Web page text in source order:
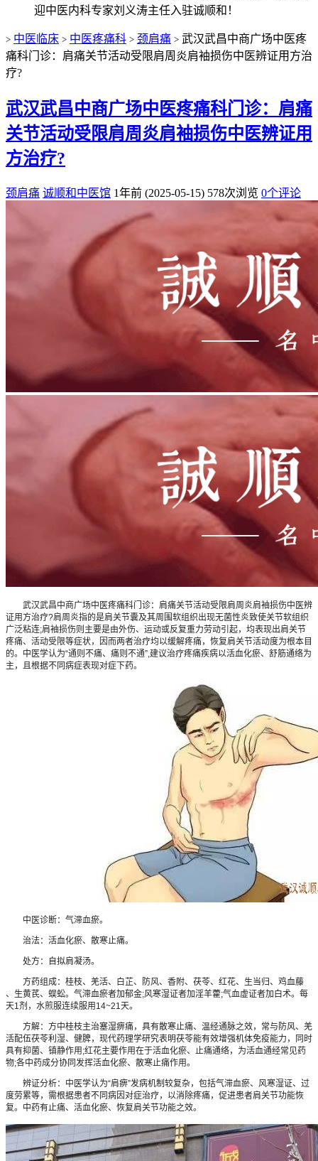
迎中医内科专家刘义涛主任入驻诚顺和！
> 中医临床 > 中医疼痛科 > 颈肩痛 > 武汉武昌中商广场中医疼
痛科门诊：肩痛关节活动受限肩周炎肩袖损伤中医辨证用方治
疗?
武汉武昌中商广场中医疼痛科门诊：肩痛
关节活动受限肩周炎肩袖损伤中医辨证用
方治疗?
颈肩痛 诚顺和中医馆 1年前 (2025-05-15) 578次浏览 0个评论
武汉武昌中商广场中医疼痛科门诊：肩痛关节活动受限肩周炎肩袖损伤中医辨
证用方治疗?肩周炎指的是肩关节囊及其周围软组织出现无菌性炎致使关节软组织
广泛粘连;肩袖损伤则主要是由外伤、运动或反复重力劳动引起，均表现出肩关节
疼痛、活动受限等症状，因而两者治疗均以缓解疼痛，恢复肩关节活动度为根本目
的。中医学认为“通则不痛、痛则不通”,建议治疗疼痛疾病以活血化瘀、舒筋通络为
主，且根据不同病症表现对症下药。
中医诊断：气滞血瘀。
治法：活血化瘀、散寒止痛。
处方：自拟肩凝汤。
方药组成：桂枝、羌活、白芷、防风、香附、茯苓、红花、生当归、鸡血藤
、生黄芪、蜈蚣。气滞血瘀者加郁金;风寒湿证者加淫羊藿;气血虚证者加白术。每
天1剂，水煎服连续服用14~21天。
方解：方中桂枝主治塞湿痹痛，具有散寒止痛、温经通脉之效，常与防风、羌
活配伍茯苓利湿、健脾，现代药理学研究表明茯苓能有效增强机体免疫能力，同时
具有抑菌、镇静作用;红花主要作用在于活血化瘀、止痛通络，为活血通经常见药
物;各中药成分协同发挥活血化瘀、散寒止痛作用。
辨证分析：中医学认为“肩痹”发病机制较复杂，包括气滞血瘀、风寒湿证、过
度劳累等，需根据患者不同病因对症治疗，以消除疼痛，促进患者肩关节功能恢
复。中药有止痛、活血化瘀、恢复肩关节功能之效。